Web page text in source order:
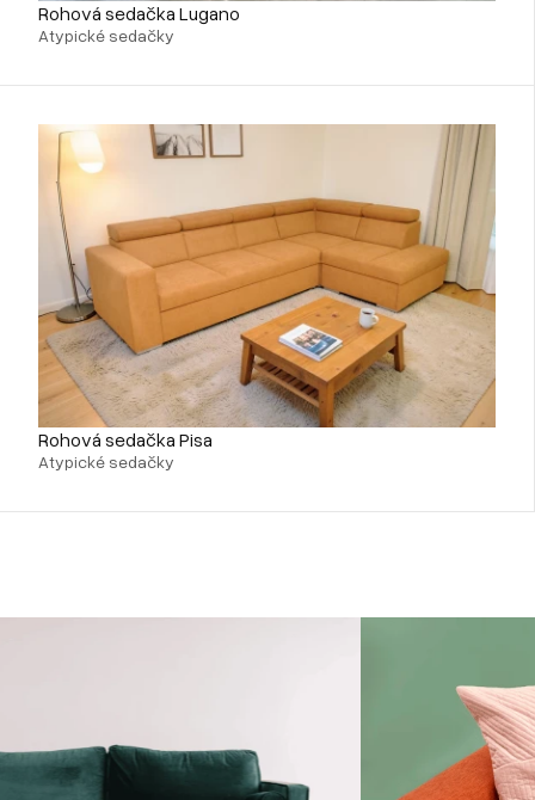
Rohová sedačka Lugano
Atypické sedačky
Rohová sedačka Pisa
Atypické sedačky